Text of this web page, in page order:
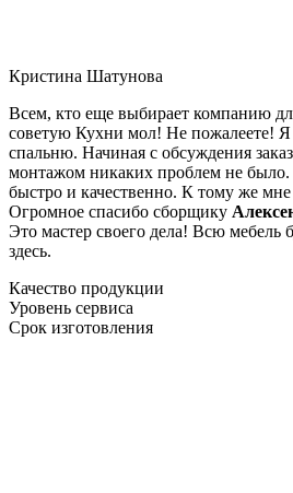
Кристина Шатунова
Всем, кто еще выбирает компанию
советую Кухни мол! Не пожалеете! Я
спальню. Начиная с обсуждения
монтажом никаких проблем не было.
быстро и качественно. К тому же
Огромное спасибо сборщику
Это мастер своего дела! Всю мебель
здесь.
Качество продукции
Уровень сервиса
Срок изготовления